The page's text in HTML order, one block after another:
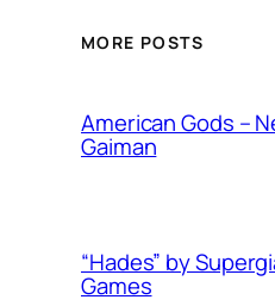
MORE POSTS
American Gods –
Gaiman
“Hades” by
Games